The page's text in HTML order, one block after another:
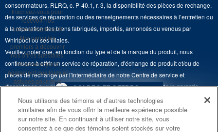
Accessibilité
Services d'abonnement
Résidents du Québec
Whirlpool et Corporation
Whirlpool au Canada
consommateurs, RLRQ, c. P-40.1, r. 3, la disponibilité des pièces de rechange,
des services de réparation ou des renseignements nécessaires à l’entretien ou
à la réparation des biens fabriqués, importés, annoncés ou vendus par
Whirlpool ou ses filiales.
Veuillez noter que, en fonction du type et de la marque du produit, nous
continuons à offrir un service de réparation, d'échange de produit et/ou de
pièces de rechange par l'intermédiaire de notre Centre de service et
d'assistance aux propriétaires, sous réserve des conditions de la garantie
limitée du fabricant. Pour plus d'informations, veuillez consulter les sites Web
de nos différentes marques sous la rubrique « Service et assistance » ou
appeler le 1-800-807-6777. Pour InSinkErator, appelez le 1-800-561-1700.
Inscrivez-vous pour
recevoir nos
communications et
être parmi les
premiers à découvrir
nos offres spéciales.
Nous envoyons
également des trucs et
astuces pour vous
aider à tirer le meilleur
parti de vos
électroménagers.
S'INSCRIRE
4 SOLDES ET OFFRES
PROMOTION DES
ENSEMBLES DE CUISINE
Finit le 8/26/26
ACTUELLEMENT
DISPONIBLE
Nous utilisons des témoins et d’autres technologies
similaires afin de vous offrir la meilleure expérience possible
sur notre site. En continuant à utiliser notre site, vous
consentez à ce que des témoins soient stockés sur votre